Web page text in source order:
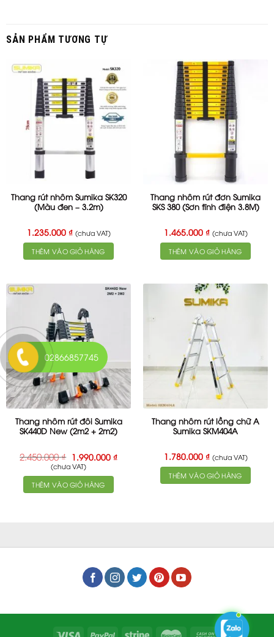
SẢN PHẨM TƯƠNG TỰ
Thang rút nhôm Sumika SK320
(Màu đen – 3.2m)
1.235.000 ₫ (chưa VAT)
THÊM VÀO GIỎ HÀNG
Thang nhôm rút đơn Sumika
SKS 380 (Sơn tĩnh điện 3.8M)
1.465.000 ₫ (chưa VAT)
THÊM VÀO GIỎ HÀNG
Thang nhôm rút đôi Sumika
SK440D New (2m2 + 2m2)
2.450.000₫ Giá
gốc
là:
2.450.000 ₫.
1.990.000 ₫Giá
hiện
1.990.000 ₫.
(chưa VAT)
THÊM VÀO GIỎ HÀNG
Thang nhôm rút lồng chữ A
Sumika SKM404A
1.780.000 ₫ (chưa VAT)
THÊM VÀO GIỎ HÀNG
02866857745